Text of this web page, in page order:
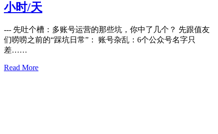
小时/天
--- 先吐个槽：多账号运营的那些坑，你中了几个？ 先跟值友
们唠唠之前的“踩坑日常”： 账号杂乱：6个公众号名字只
差……
Read More